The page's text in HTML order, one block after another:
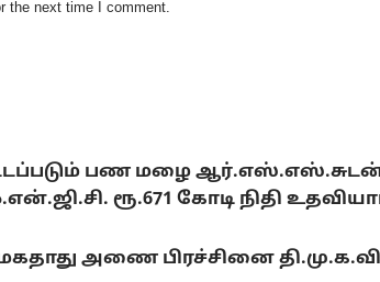
the next time I comment.
பண மழை ஆர்.எஸ்.எஸ்.சுடன்
ரூ.671 கோடி நிதி
அணை பிரச்சினை